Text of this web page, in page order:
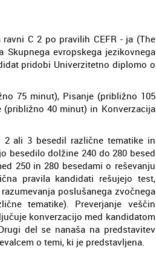
C 2 po pravilih CEFR - ja (The
Skupnega evropskega jezikovnega
pridobi Univerzitetno diplomo o
75 minut), Pisanje (približno 105
40 minut) in Konverzacija
2 ali 3 besedil različne tematike in
besedilo dolžine 240 do 280 besed
250 in 280 besedami o reševanju
pravila kandidati rešujejo test,
poslušanega zvočnega
tematike). Preverjanje veščin
konverzacijo med kandidatom
del se nanaša na predstavitev
o temi, ki je predstavljena.